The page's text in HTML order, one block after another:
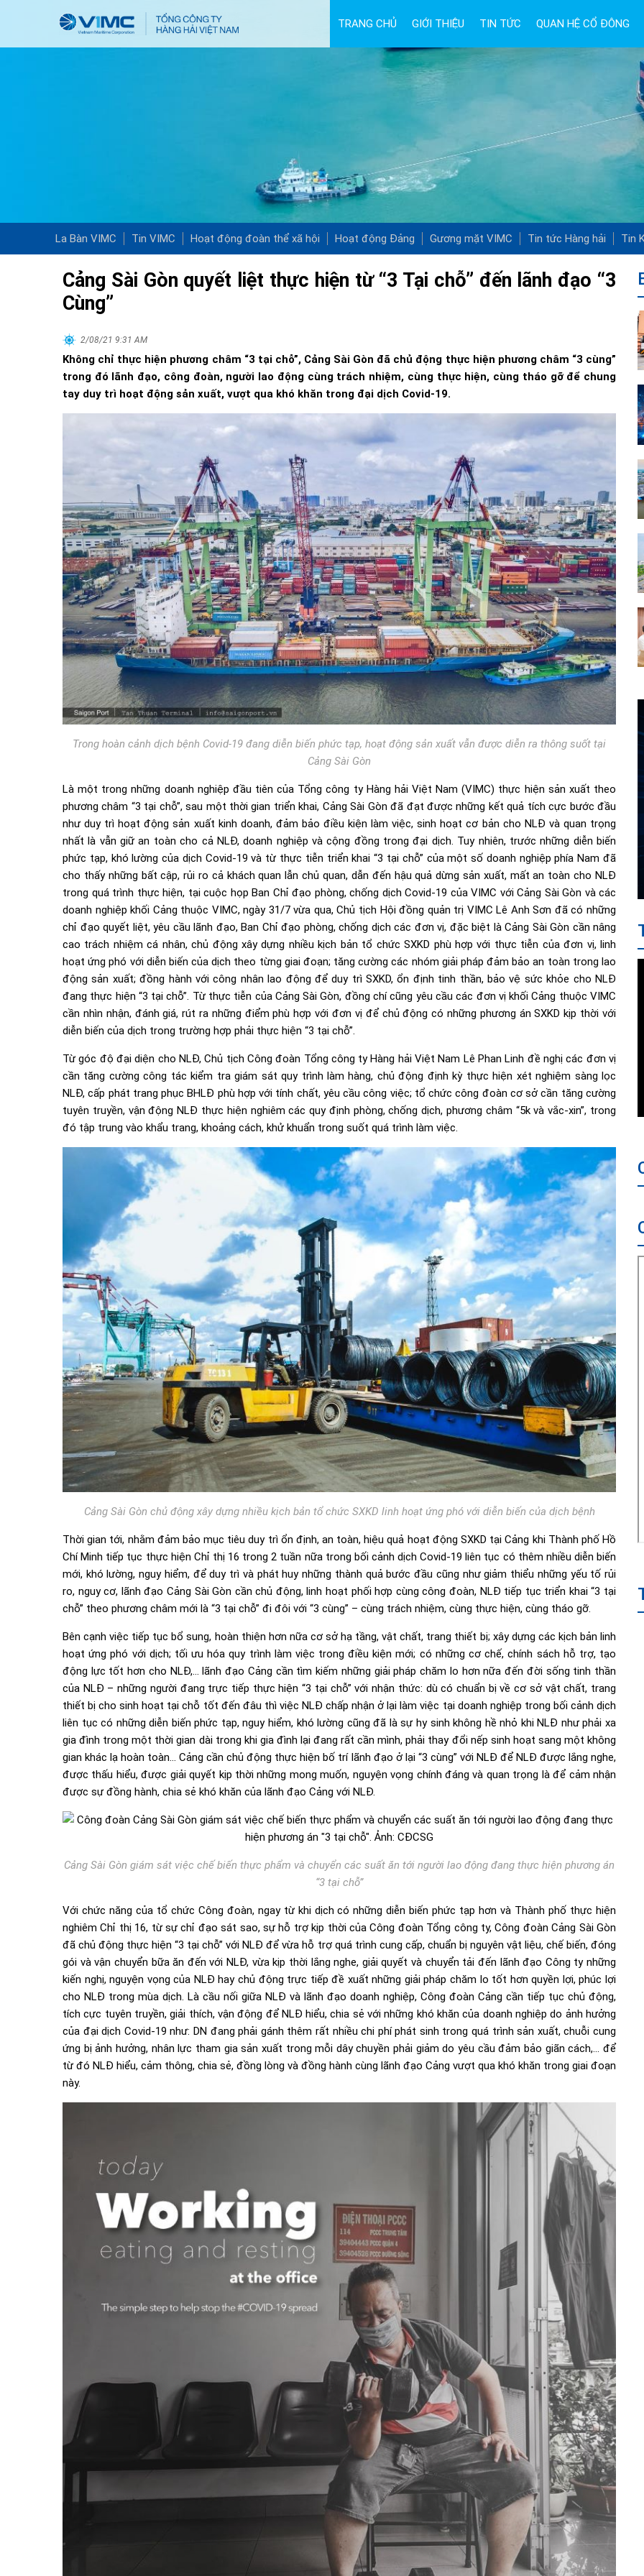
TRANG CHỦ GIỚI THIỆU TIN TỨC QUAN HỆ CỔ ĐÔNG
La Bàn VIMC Tin VIMC Hoạt động đoàn thể xã hội Hoạt động Đảng Gương mặt VIMC Tin tức Hàng hải Tin
Cảng Sài Gòn quyết liệt thực hiện từ “3 Tại chỗ” đến lãnh đạo “3
Cùng”
2/08/21 9:31 AM
Không chỉ thực hiện phương châm “3 tại chỗ”, Cảng Sài Gòn đã chủ động thực hiện phương châm “3 cùng”
trong đó lãnh đạo, công đoàn, người lao động cùng trách nhiệm, cùng thực hiện, cùng tháo gỡ để chung
tay duy trì hoạt động sản xuất, vượt qua khó khăn trong đại dịch Covid-19.
Trong hoàn cảnh dịch bệnh Covid-19 đang diễn biến phức tạp, hoạt động sản xuất vẫn được diễn ra thông suốt tại
Cảng Sài Gòn
Là một trong những doanh nghiệp đầu tiên của Tổng công ty Hàng hải Việt Nam (VIMC) thực hiện sản xuất theo
phương châm “3 tại chỗ”, sau một thời gian triển khai, Cảng Sài Gòn đã đạt được những kết quả tích cực bước đầu
như duy trì hoạt động sản xuất kinh doanh, đảm bảo điều kiện làm việc, sinh hoạt cơ bản cho NLĐ và quan trọng
nhất là vẫn giữ an toàn cho cả NLĐ, doanh nghiệp và cộng đồng trong đại dịch. Tuy nhiên, trước những diễn biến
phức tạp, khó lường của dịch Covid-19 và từ thực tiễn triển khai “3 tại chỗ” của một số doanh nghiệp phía Nam đã
cho thấy những bất cập, rủi ro cả khách quan lẫn chủ quan, dẫn đến hậu quả dừng sản xuất, mất an toàn cho NLĐ
trong quá trình thực hiện, tại cuộc họp Ban Chỉ đạo phòng, chống dịch Covid-19 của VIMC với Cảng Sài Gòn và các
doanh nghiệp khối Cảng thuộc VIMC, ngày 31/7 vừa qua, Chủ tịch Hội đồng quản trị VIMC Lê Anh Sơn đã có những
chỉ đạo quyết liệt, yêu cầu lãnh đạo, Ban Chỉ đạo phòng, chống dịch các đơn vị, đặc biệt là Cảng Sài Gòn cần nâng
cao trách nhiệm cá nhân, chủ động xây dựng nhiều kịch bản tổ chức SXKD phù hợp với thực tiễn của đơn vị, linh
hoạt ứng phó với diễn biến của dịch theo từng giai đoạn; tăng cường các nhóm giải pháp đảm bảo an toàn trong lao
động sản xuất; đồng hành với công nhân lao động để duy trì SXKD, ổn định tinh thần, bảo vệ sức khỏe cho NLĐ
đang thực hiện “3 tại chỗ”. Từ thực tiễn của Cảng Sài Gòn, đồng chí cũng yêu cầu các đơn vị khối Cảng thuộc VIMC
cần nhìn nhận, đánh giá, rút ra những điểm phù hợp với đơn vị để chủ động có những phương án SXKD kịp thời với
diễn biến của dịch trong trường hợp phải thực hiện “3 tại chỗ”.
Từ góc độ đại diện cho NLĐ, Chủ tịch Công đoàn Tổng công ty Hàng hải Việt Nam Lê Phan Linh đề nghị các đơn vị
cần tăng cường công tác kiểm tra giám sát quy trình làm hàng, chủ động định kỳ thực hiện xét nghiệm sàng lọc
NLĐ, cấp phát trang phục BHLĐ phù hợp với tính chất, yêu cầu công việc; tổ chức công đoàn cơ sở cần tăng cường
tuyên truyền, vận động NLĐ thực hiện nghiêm các quy định phòng, chống dịch, phương châm “5k và vắc-xin”, trong
đó tập trung vào khẩu trang, khoảng cách, khử khuẩn trong suốt quá trình làm việc.
Cảng Sài Gòn chủ động xây dựng nhiều kịch bản tổ chức SXKD linh hoạt ứng phó với diễn biến của dịch bệnh
Thời gian tới, nhằm đảm bảo mục tiêu duy trì ổn định, an toàn, hiệu quả hoạt động SXKD tại Cảng khi Thành phố Hồ
Chí Minh tiếp tục thực hiện Chỉ thị 16 trong 2 tuần nữa trong bối cảnh dịch Covid-19 liên tục có thêm nhiều diễn biến
mới, khó lường, nguy hiểm, để duy trì và phát huy những thành quả bước đầu cũng như giảm thiểu những yếu tố rủi
ro, nguy cơ, lãnh đạo Cảng Sài Gòn cần chủ động, linh hoạt phối hợp cùng công đoàn, NLĐ tiếp tục triển khai “3 tại
chỗ” theo phương châm mới là “3 tại chỗ” đi đôi với “3 cùng” – cùng trách nhiệm, cùng thực hiện, cùng tháo gỡ.
Bên cạnh việc tiếp tục bổ sung, hoàn thiện hơn nữa cơ sở hạ tầng, vật chất, trang thiết bị; xây dựng các kịch bản linh
hoạt ứng phó với dịch; tối ưu hóa quy trình làm việc trong điều kiện mới; có những cơ chế, chính sách hỗ trợ, tạo
động lực tốt hơn cho NLĐ,… lãnh đạo Cảng cần tìm kiếm những giải pháp chăm lo hơn nữa đến đời sống tinh thần
của NLĐ – những người đang trực tiếp thực hiện “3 tại chỗ” với nhận thức: dù có chuẩn bị về cơ sở vật chất, trang
thiết bị cho sinh hoạt tại chỗ tốt đến đâu thì việc NLĐ chấp nhận ở lại làm việc tại doanh nghiệp trong bối cảnh dịch
liên tục có những diễn biến phức tạp, nguy hiểm, khó lường cũng đã là sự hy sinh không hề nhỏ khi NLĐ như phải xa
gia đình trong một thời gian dài trong khi gia đình lại đang rất cần mình, phải thay đổi nếp sinh hoạt sang một không
gian khác lạ hoàn toàn… Cảng cần chủ động thực hiện bố trí lãnh đạo ở lại “3 cùng” với NLĐ để NLĐ được lắng nghe,
được thấu hiểu, được giải quyết kịp thời những mong muốn, nguyện vọng chính đáng và quan trọng là để cảm nhận
được sự đồng hành, chia sẻ khó khăn của lãnh đạo Cảng với NLĐ.
Cảng Sài Gòn giám sát việc chế biến thực phẩm và chuyển các suất ăn tới người lao động đang thực hiện phương án
“3 tại chỗ”
Với chức năng của tổ chức Công đoàn, ngay từ khi dịch có những diễn biến phức tạp hơn và Thành phố thực hiện
nghiêm Chỉ thị 16, từ sự chỉ đạo sát sao, sự hỗ trợ kịp thời của Công đoàn Tổng công ty, Công đoàn Cảng Sài Gòn
đã chủ động thực hiện “3 tại chỗ” với NLĐ để vừa hỗ trợ quá trình cung cấp, chuẩn bị nguyên vật liệu, chế biến, đóng
gói và vận chuyển bữa ăn đến với NLĐ, vừa kịp thời lắng nghe, giải quyết và chuyển tải đến lãnh đạo Công ty những
kiến nghị, nguyện vọng của NLĐ hay chủ động trực tiếp đề xuất những giải pháp chăm lo tốt hơn quyền lợi, phúc lợi
cho NLĐ trong mùa dịch. Là cầu nối giữa NLĐ và lãnh đạo doanh nghiệp, Công đoàn Cảng cần tiếp tục chủ động,
tích cực tuyên truyền, giải thích, vận động để NLĐ hiểu, chia sẻ với những khó khăn của doanh nghiệp do ảnh hưởng
của đại dịch Covid-19 như: DN đang phải gánh thêm rất nhiều chi phí phát sinh trong quá trình sản xuất, chuỗi cung
ứng bị ảnh hưởng, nhân lực tham gia sản xuất trong mỗi dây chuyền phải giảm do yêu cầu đảm bảo giãn cách,… để
từ đó NLĐ hiểu, cảm thông, chia sẻ, đồng lòng và đồng hành cùng lãnh đạo Cảng vượt qua khó khăn trong giai đoạn
này.